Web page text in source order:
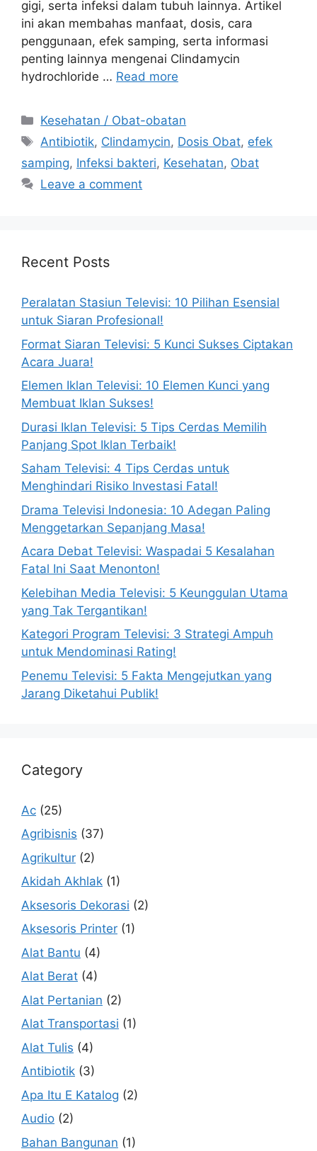
gigi, serta infeksi dalam tubuh lainnya. Artikel
ini akan membahas manfaat, dosis, cara
penggunaan, efek samping, serta informasi
penting lainnya mengenai Clindamycin
hydrochloride … Read more
Categories
Kesehatan / Obat-obatan
Tags
Antibiotik, Clindamycin, Dosis Obat, efek
samping, Infeksi bakteri, Kesehatan, Obat
Leave a comment
Recent Posts
Peralatan Stasiun Televisi: 10 Pilihan Esensial
untuk Siaran Profesional!
Format Siaran Televisi: 5 Kunci Sukses Ciptakan
Acara Juara!
Elemen Iklan Televisi: 10 Elemen Kunci yang
Membuat Iklan Sukses!
Durasi Iklan Televisi: 5 Tips Cerdas Memilih
Panjang Spot Iklan Terbaik!
Saham Televisi: 4 Tips Cerdas untuk
Menghindari Risiko Investasi Fatal!
Drama Televisi Indonesia: 10 Adegan Paling
Menggetarkan Sepanjang Masa!
Acara Debat Televisi: Waspadai 5 Kesalahan
Fatal Ini Saat Menonton!
Kelebihan Media Televisi: 5 Keunggulan Utama
yang Tak Tergantikan!
Kategori Program Televisi: 3 Strategi Ampuh
untuk Mendominasi Rating!
Penemu Televisi: 5 Fakta Mengejutkan yang
Jarang Diketahui Publik!
Category
Ac (25)
Agribisnis (37)
Agrikultur (2)
Akidah Akhlak (1)
Aksesoris Dekorasi (2)
Aksesoris Printer (1)
Alat Bantu (4)
Alat Berat (4)
Alat Pertanian (2)
Alat Transportasi (1)
Alat Tulis (4)
Antibiotik (3)
Apa Itu E Katalog (2)
Audio (2)
Bahan Bangunan (1)